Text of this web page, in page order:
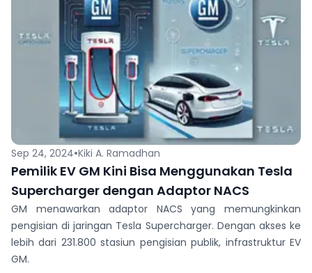
Sep 24, 2024•Kiki A. Ramadhan
Pemilik EV GM Kini Bisa Menggunakan Tesla
Supercharger dengan Adaptor NACS
GM menawarkan adaptor NACS yang memungkinkan
pengisian di jaringan Tesla Supercharger. Dengan akses ke
lebih dari 231.800 stasiun pengisian publik, infrastruktur EV
GM.